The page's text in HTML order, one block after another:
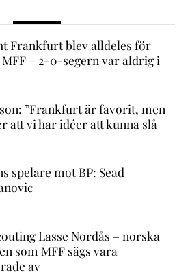
Frankfurt blev alldeles för
– 2-0-segern var aldrig i
”Frankfurt är favorit, men
att vi har idéer att kunna slå
spelare mot BP: Sead
Lasse Nordås – norska
som MFF sägs vara
av